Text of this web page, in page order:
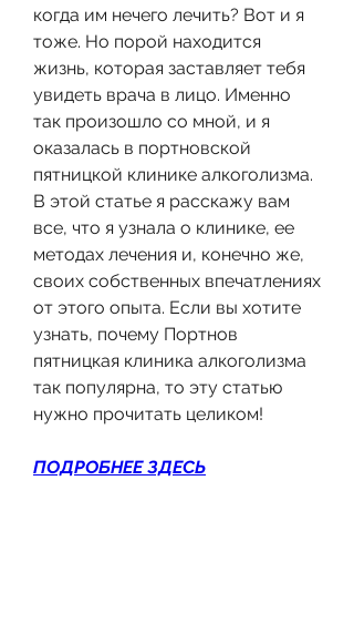
когда им нечего лечить? Вот и я
тоже. Но порой находится
жизнь, которая заставляет тебя
увидеть врача в лицо. Именно
так произошло со мной, и я
оказалась в портновской
пятницкой клинике алкоголизма.
В этой статье я расскажу вам
все, что я узнала о клинике, ее
методах лечения и, конечно же,
своих собственных впечатлениях
от этого опыта. Если вы хотите
узнать, почему Портнов
пятницкая клиника алкоголизма
так популярна, то эту статью
нужно прочитать целиком!
ПОДРОБНЕЕ ЗДЕСЬ